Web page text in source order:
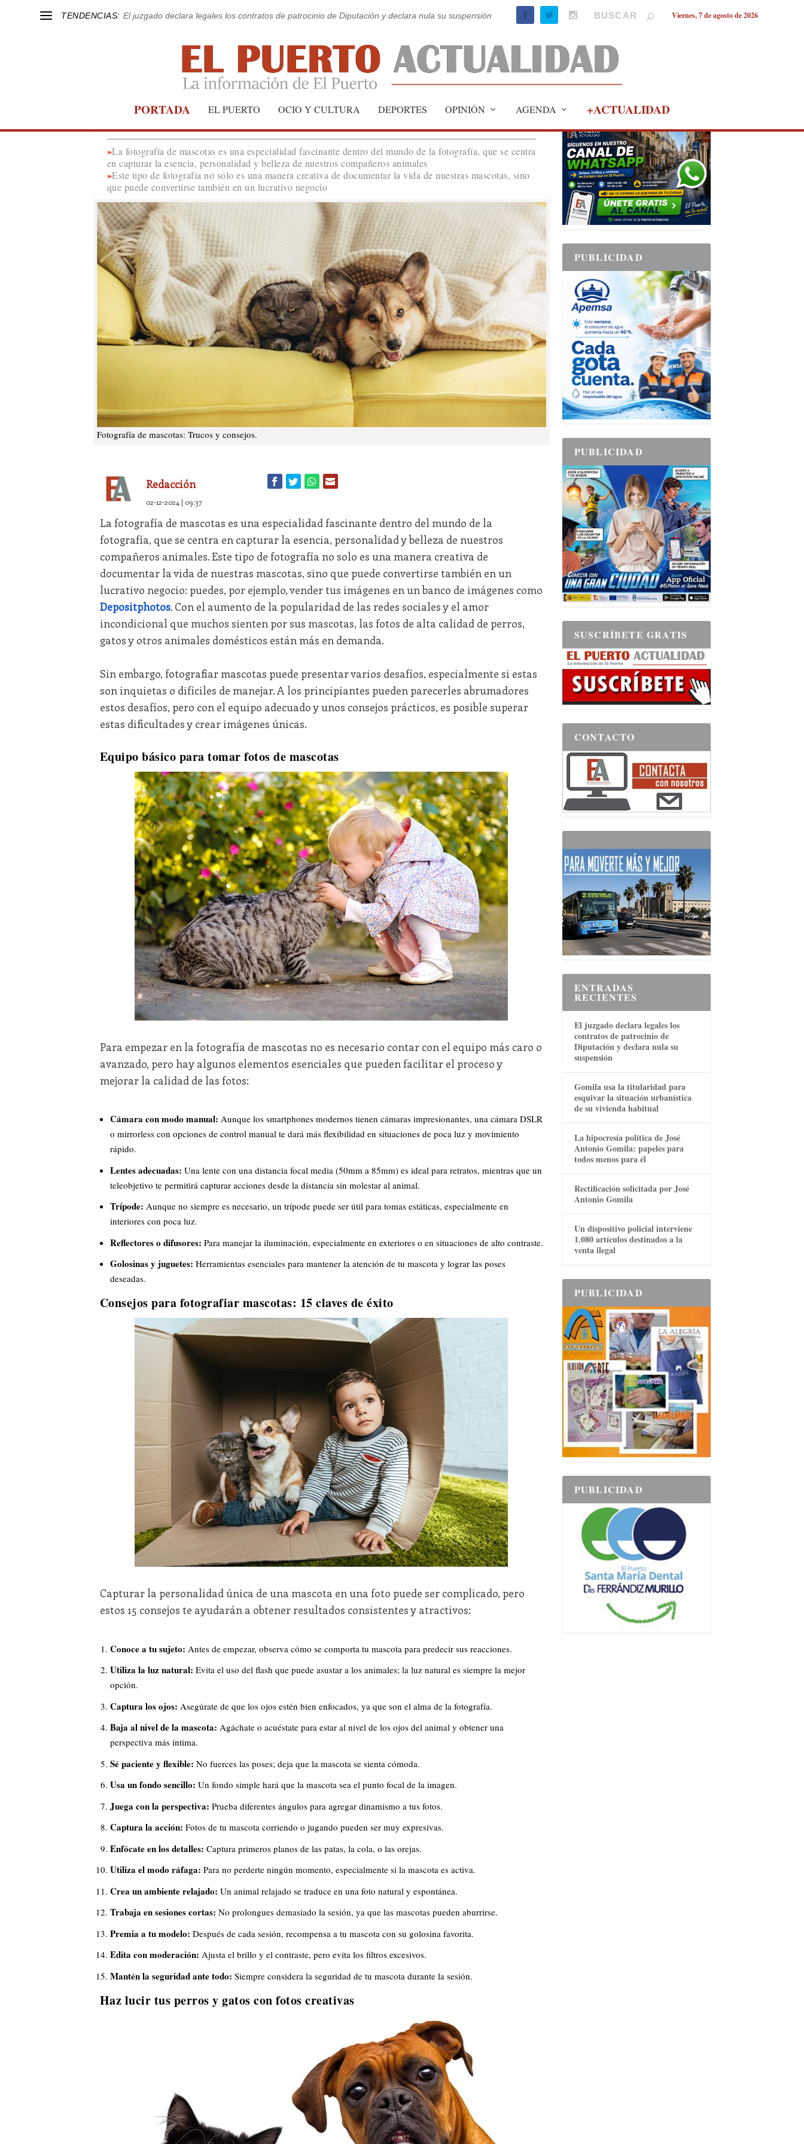
TENDENCIAS: El juzgado declara legales los contratos de patrocinio de Diputación y declara nula su suspensión Viernes, 7 de agosto de 2026
PORTADA EL PUERTO OCIO Y CULTURA DEPORTES OPINIÓN AGENDA +ACTUALIDAD
Fotografía de mascotas: Trucos y consejos
La fotografía de mascotas es una especialidad fascinante dentro del mundo de la fotografía, que se centra
en capturar la esencia, personalidad y belleza de nuestros compañeros animales
Este tipo de fotografía no solo es una manera creativa de documentar la vida de nuestras mascotas, sino
que puede convertirse también en un lucrativo negocio
Fotografía de mascotas: Trucos y consejos.
Redacción
02-12-2024 | 09:37
La fotografía de mascotas es una especialidad fascinante dentro del mundo de la
fotografía, que se centra en capturar la esencia, personalidad y belleza de nuestros
compañeros animales. Este tipo de fotografía no solo es una manera creativa de
documentar la vida de nuestras mascotas, sino que puede convertirse también en un
lucrativo negocio: puedes, por ejemplo, vender tus imágenes en un banco de imágenes como
Depositphotos. Con el aumento de la popularidad de las redes sociales y el amor
incondicional que muchos sienten por sus mascotas, las fotos de alta calidad de perros,
gatos y otros animales domésticos están más en demanda.
Sin embargo, fotografiar mascotas puede presentar varios desafíos, especialmente si estas
son inquietas o difíciles de manejar. A los principiantes pueden parecerles abrumadores
estos desafíos, pero con el equipo adecuado y unos consejos prácticos, es posible superar
estas dificultades y crear imágenes únicas.
Equipo básico para tomar fotos de mascotas
Para empezar en la fotografía de mascotas no es necesario contar con el equipo más caro o
avanzado, pero hay algunos elementos esenciales que pueden facilitar el proceso y
mejorar la calidad de las fotos:
Cámara con modo manual: Aunque los smartphones modernos tienen cámaras impresionantes, una cámara DSLR
o mirrorless con opciones de control manual te dará más flexibilidad en situaciones de poca luz y movimiento
rápido.
Lentes adecuadas: Una lente con una distancia focal media (50mm a 85mm) es ideal para retratos, mientras que un
teleobjetivo te permitirá capturar acciones desde la distancia sin molestar al animal.
Trípode: Aunque no siempre es necesario, un trípode puede ser útil para tomas estáticas, especialmente en
interiores con poca luz.
Reflectores o difusores: Para manejar la iluminación, especialmente en exteriores o en situaciones de alto contraste.
Golosinas y juguetes: Herramientas esenciales para mantener la atención de tu mascota y lograr las poses
deseadas.
Consejos para fotografiar mascotas: 15 claves de éxito
Capturar la personalidad única de una mascota en una foto puede ser complicado, pero
estos 15 consejos te ayudarán a obtener resultados consistentes y atractivos:
Conoce a tu sujeto: Antes de empezar, observa cómo se comporta tu mascota para predecir sus reacciones.
Utiliza la luz natural: Evita el uso del flash que puede asustar a los animales; la luz natural es siempre la mejor
opción.
Captura los ojos: Asegúrate de que los ojos estén bien enfocados, ya que son el alma de la fotografía.
Baja al nivel de la mascota: Agáchate o acuéstate para estar al nivel de los ojos del animal y obtener una
perspectiva más íntima.
Sé paciente y flexible: No fuerces las poses; deja que la mascota se sienta cómoda.
Usa un fondo sencillo: Un fondo simple hará que la mascota sea el punto focal de la imagen.
Juega con la perspectiva: Prueba diferentes ángulos para agregar dinamismo a tus fotos.
Captura la acción: Fotos de tu mascota corriendo o jugando pueden ser muy expresivas.
Enfócate en los detalles: Captura primeros planos de las patas, la cola, o las orejas.
Utiliza el modo ráfaga: Para no perderte ningún momento, especialmente si la mascota es activa.
Crea un ambiente relajado: Un animal relajado se traduce en una foto natural y espontánea.
Trabaja en sesiones cortas: No prolongues demasiado la sesión, ya que las mascotas pueden aburrirse.
Premia a tu modelo: Después de cada sesión, recompensa a tu mascota con su golosina favorita.
Edita con moderación: Ajusta el brillo y el contraste, pero evita los filtros excesivos.
Mantén la seguridad ante todo: Siempre considera la seguridad de tu mascota durante la sesión.
Haz lucir tus perros y gatos con fotos creativas
PUBLICIDAD
PUBLICIDAD
PUBLICIDAD
SUSCRÍBETE GRATIS
CONTACTO
ENTRADAS
RECIENTES
El juzgado declara legales los
contratos de patrocinio de
Diputación y declara nula su
suspensión
Gomila usa la titularidad para
esquivar la situación urbanística
de su vivienda habitual
La hipocresía política de José
Antonio Gomila: papeles para
todos menos para él
Rectificación solicitada por José
Antonio Gomila
Un dispositivo policial interviene
1.080 artículos destinados a la
venta ilegal
PUBLICIDAD
PUBLICIDAD